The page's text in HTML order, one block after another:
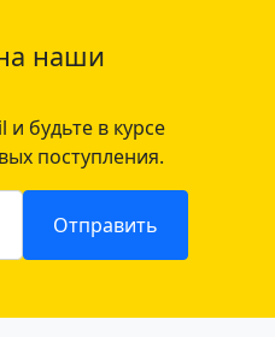
наши
будьте в курсе
поступления.
Отправить